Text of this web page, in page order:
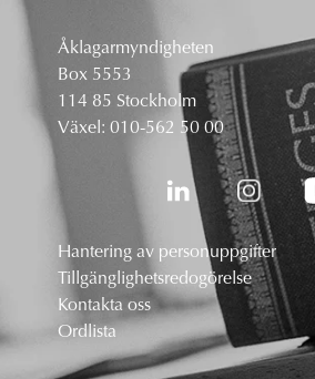
Åklagarmyndigheten
Box 5553
114 85 Stockholm
Växel: 010-562 50 00
Hantering av personuppgifter
Tillgänglighetsredogörelse
Kontakta oss
Ordlista